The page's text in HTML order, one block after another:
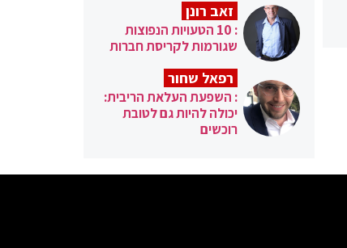
זאב רונן
: 10 הטעויות הנפוצות
שגורמות לקריסת חברות
רפאל שחור
: השפעת העלאת הריבית:
יכולה להיות גם לטובת
רוכשים